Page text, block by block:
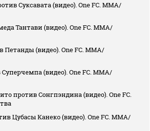
Суксавата (видео). One FC. MMA/
Тантави (видео). One FC. MMA/
Петанды (видео). One FC. MMA/
(видео). One FC. MMA/
против Сонгпэндина (видео). One FC.
Цубасы Канеко (видео). One FC. MMA/